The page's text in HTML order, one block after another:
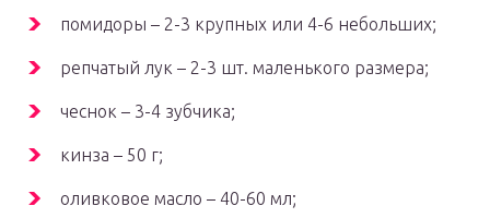
помидоры – 2-3 крупных или 4-6 небольших;
репчатый лук – 2-3 шт. маленького размера;
чеснок – 3-4 зубчика;
кинза – 50 г;
оливковое масло – 40-60 мл;